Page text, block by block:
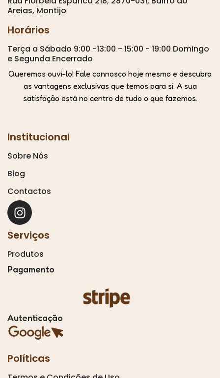
Areias, Montijo
Horários
Terça a Sábado 9:00 -13:00 - 15:00 - 19:00 Domingo
e Segunda Encerrado
Queremos ouvi-lo! Fale connosco hoje mesmo e descubra
as vantagens exclusivas que temos para si. A sua
satisfação está no centro de tudo o que fazemos.
Institucional
Sobre Nós
Blog
Contactos
Serviços
Produtos
Pagamento
Autenticação
Políticas